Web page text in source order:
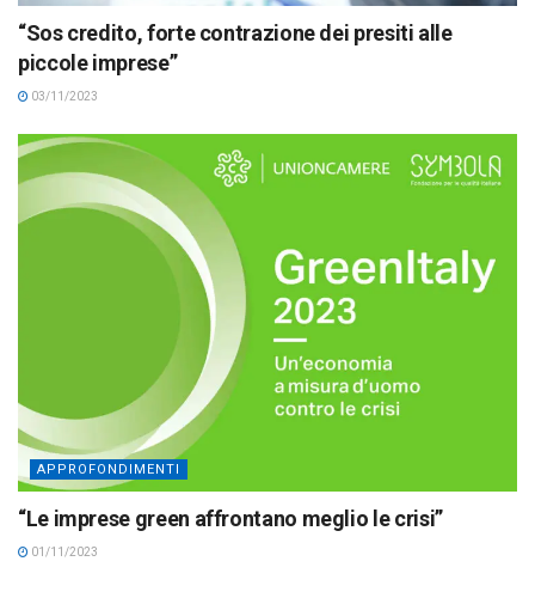
“Sos credito, forte contrazione dei presiti alle
piccole imprese”
03/11/2023
APPROFONDIMENTI
“Le imprese green affrontano meglio le crisi”
01/11/2023